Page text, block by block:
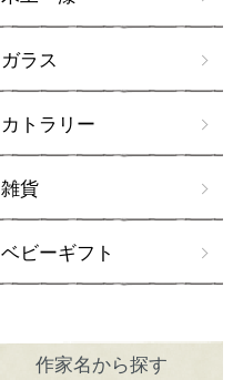
ガラス
カトラリー
雑貨
ベビーギフト
作家名から探す